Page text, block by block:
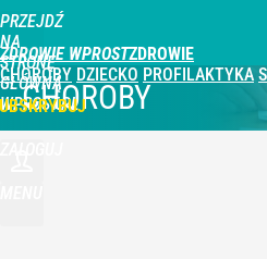
PRZEJDŹ
NA
STRONĘ
GŁÓWNĄ
WPROST.PL
ZDROWIE WPROST
CHOROBY DZIECKO PROFILAKTYKA
CHOROBY